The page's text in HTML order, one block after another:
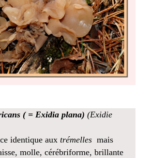
( = Exidia plana) (Exidie
identique aux trémelles mais
molle, cérébriforme, brillante